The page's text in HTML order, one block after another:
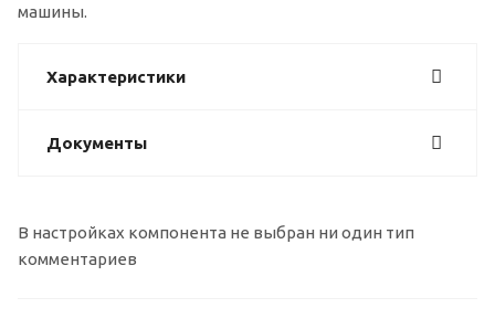
машины.
Характеристики
Документы
В настройках компонента не выбран ни один тип
комментариев